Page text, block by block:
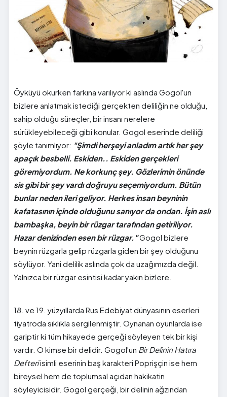
Öyküyü okurken farkına varılıyor ki aslında Gogol'un
bizlere anlatmak istediği gerçekten deliliğin ne olduğu,
sahip olduğu süreçler, bir insanı nerelere
sürükleyebileceği gibi konular. Gogol eserinde deliliği
şöyle tanımlıyor: "Şimdi herşeyi anladım artık her şey
apaçık besbelli. Eskiden.. Eskiden gerçekleri
göremiyordum. Ne korkunç şey. Gözlerimin önünde
sis gibi bir şey vardı doğruyu seçemiyordum. Bütün
bunlar neden ileri geliyor. Herkes insan beyninin
kafatasının içinde olduğunu sanıyor da ondan. İşin aslı
bambaşka, beyin bir rüzgar tarafından getiriliyor.
Hazar denizinden esen bir rüzgar."Gogol bizlere
beynin rüzgarla gelip rüzgarla giden bir şey olduğunu
söylüyor. Yani delilik aslında çok da uzağımızda değil.
Yalnızca bir rüzgar esintisi kadar yakın bizlere.
18. ve 19. yüzyıllarda Rus Edebiyat dünyasının eserleri
tiyatroda sıklıkla sergilenmiştir. Oynanan oyunlarda ise
gariptir ki tüm hikayede gerçeği söyleyen tek bir kişi
vardır. O kimse bir delidir. Gogol'un Bir Delinin Hatıra
Defteriisimli eserinin baş karakteri Poprişçin ise hem
bireysel hem de toplumsal açıdan hakikatin
söyleyicisidir. Gogol gerçeği, bir delinin ağzından